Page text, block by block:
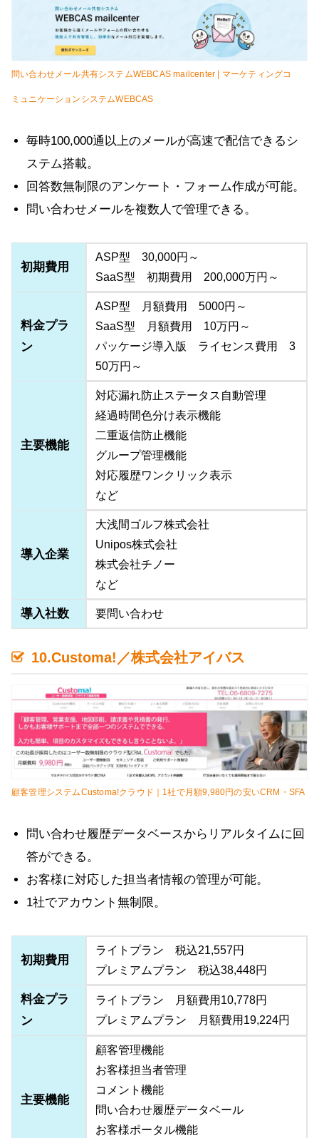
問い合わせメール共有システムWEBCAS mailcenter | マーケティングコ
ミュニケーションシステムWEBCAS
毎時100,000通以上のメールが高速で配信できるシ
ステム搭載。
回答数無制限のアンケート・フォーム作成が可能。
問い合わせメールを複数人で管理できる。
初期費用
ASP型 30,000円～
SaaS型 初期費用 200,000万円～
料金プラ
ン
ASP型 月額費用 5000円～
SaaS型 月額費用 10万円～
パッケージ導入版 ライセンス費用 3
50万円～
主要機能
対応漏れ防止ステータス自動管理
経過時間色分け表示機能
二重返信防止機能
グループ管理機能
対応履歴ワンクリック表示
など
導入企業
大浅間ゴルフ株式会社
Unipos株式会社
株式会社チノー
など
導入社数 要問い合わせ
10.Customa!／株式会社アイバス
顧客管理システムCustoma!クラウド｜1社で月額9,980円の安いCRM・SFA
問い合わせ履歴データベースからリアルタイムに回
答ができる。
お客様に対応した担当者情報の管理が可能。
1社でアカウント無制限。
初期費用
ライトプラン 税込21,557円
プレミアムプラン 税込38,448円
料金プラ
ン
ライトプラン 月額費用10,778円
プレミアムプラン 月額費用19,224円
主要機能
顧客管理機能
お客様担当者管理
コメント機能
問い合わせ履歴データベール
お客様ポータル機能